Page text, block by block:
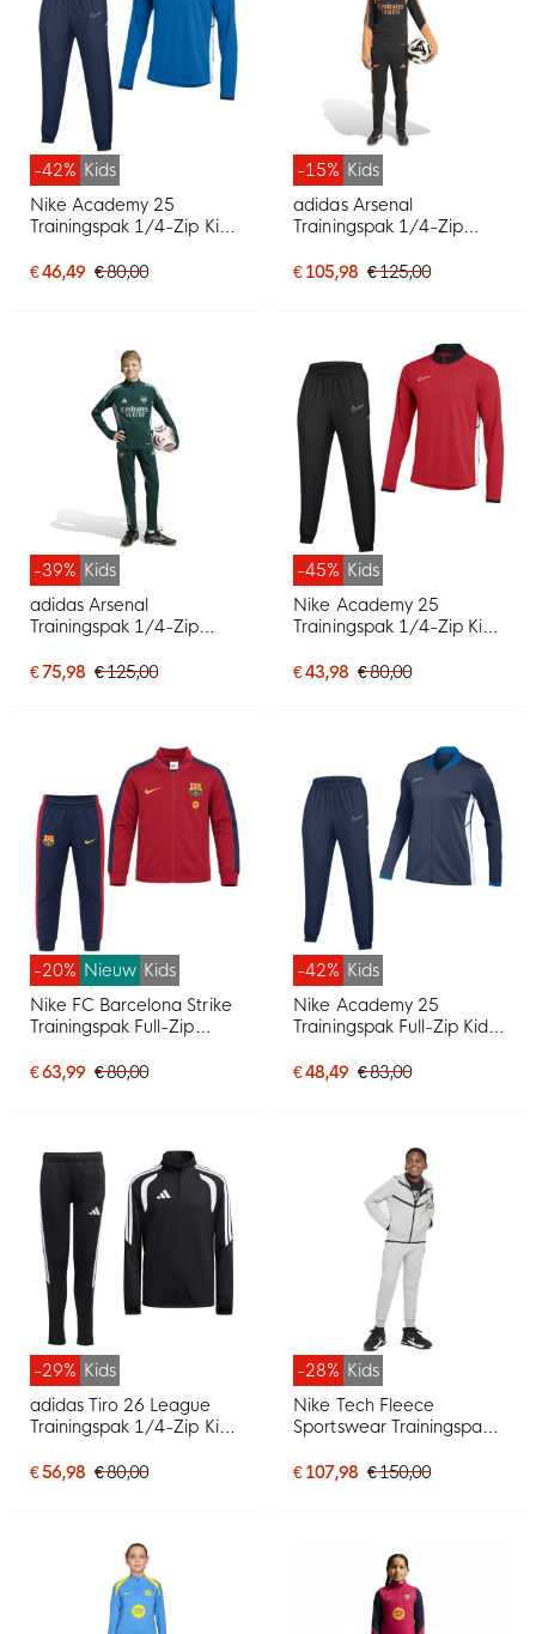
-42% Kids
Nike Academy 25
Trainingspak 1/4-Zip Kids
€ 46,49 € 80,00
-15% Kids
adidas Arsenal
Trainingspak 1/4-Zip
Oranje
€ 105,98 € 125,00
-39% Kids
adidas Arsenal
Trainingspak 1/4-Zip
Donkergroen Grijs
€ 75,98 € 125,00
-45% Kids
Nike Academy 25
Trainingspak 1/4-Zip Kids
€ 43,98 € 80,00
-20% Nieuw Kids
Nike FC Barcelona Strike
Trainingspak Full-Zip
Peuters Rood
€ 63,99 € 80,00
-42% Kids
Nike Academy 25
Trainingspak Full-Zip Kids
€ 48,49 € 83,00
-29% Kids
adidas Tiro 26 League
Trainingspak 1/4-Zip Kids
€ 56,98 € 80,00
-28% Kids
Nike Tech Fleece
Sportswear Trainingspak
€ 107,98 € 150,00